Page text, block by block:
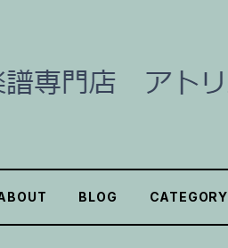
BLOG CATEGORY